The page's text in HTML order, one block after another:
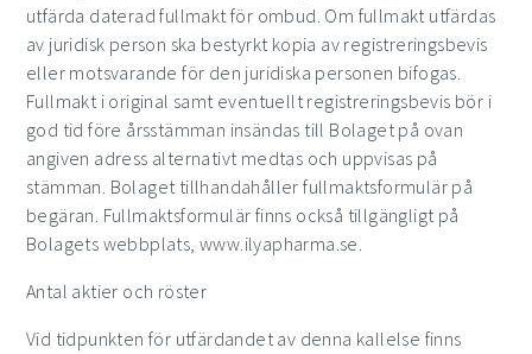
utfärda daterad fullmakt för ombud. Om fullmakt utfärdas
av juridisk person ska bestyrkt kopia av registreringsbevis
eller motsvarande för den juridiska personen bifogas.
Fullmakt i original samt eventuellt registreringsbevis bör i
god tid före årsstämman insändas till Bolaget på ovan
angiven adress alternativt medtas och uppvisas på
stämman. Bolaget tillhandahåller fullmaktsformulär på
begäran. Fullmaktsformulär finns också tillgängligt på
Bolagets webbplats, www.ilyapharma.se.
Antal aktier och röster
Vid tidpunkten för utfärdandet av denna kallelse finns